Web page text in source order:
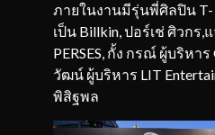
ภายในงานมีรุ่นพี่ศิลปิน T-
เป็น Billkin, ปอร์เช่ ศิวกร,
PERSES, กั้ง กรณ์ ผู้บริห
วัฒน์ ผู้บริหาร LIT
พิสิฐพล